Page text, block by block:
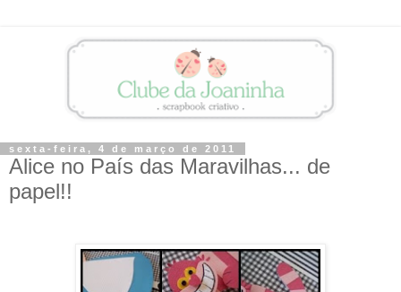
sexta-feira, 4 de março de 2011
Alice no País das Maravilhas... de
papel!!